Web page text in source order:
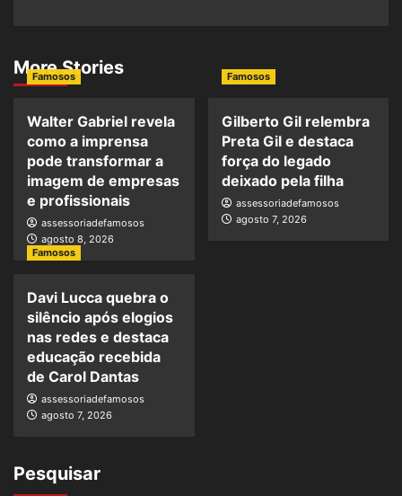
More Stories
Famosos
Walter Gabriel revela
como a imprensa
pode transformar a
imagem de empresas
e profissionais
assessoriadefamosos
agosto 8, 2026
Famosos
Gilberto Gil relembra
Preta Gil e destaca
força do legado
deixado pela filha
assessoriadefamosos
agosto 7, 2026
Famosos
Davi Lucca quebra o
silêncio após elogios
nas redes e destaca
educação recebida
de Carol Dantas
assessoriadefamosos
agosto 7, 2026
Pesquisar